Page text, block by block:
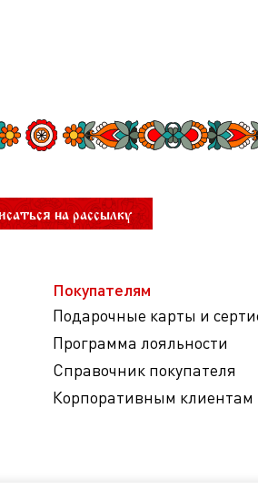
на рассылку
Покупателям
Подарочные карты и
Программа лояльности
Справочник покупателя
Корпоративным клиентам